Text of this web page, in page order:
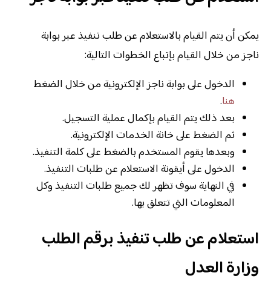
يمكن أن يتم القيام بالاستعلام عن طلب تنفيذ عبر بوابة
ناجز من خلال القيام بإتباع الخطوات التالية:
الدخول على بوابة ناجز الإلكترونية من خلال الضغط
هنا.
بعد ذلك يتم القيام بإكمال عملية التسجيل.
ثم الضغط على خانة الخدمات الإلكترونية.
وبعدها يقوم المستخدم بالضغط على كلمة التنفيذ.
الدخول على أيقونة الاستعلام عن طلبات التنفيذ.
في النهاية سوف تظهر لك جميع طلبات التنفيذ وكل
المعلومات التي تتعلق بها.
استعلام عن طلب تنفيذ برقم الطلب
وزارة العدل